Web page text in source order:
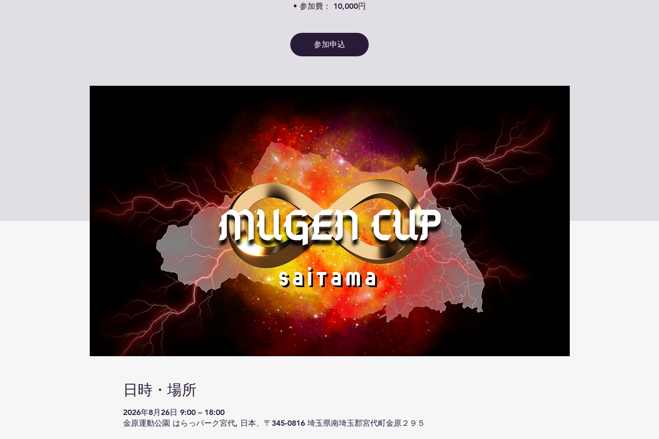
• 参加費： 10,000円
参加申込
日時・場所
2026年8月26日 9:00 – 18:00
金原運動公園 はらっパーク宮代, 日本、〒345-0816 埼玉県南埼玉郡宮代町金原２９５